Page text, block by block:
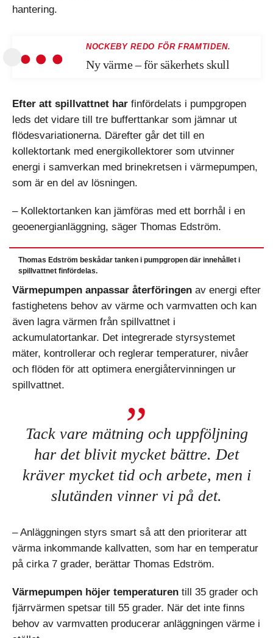
hantering.
NOCKEBY REDO FÖR FRAMTIDEN.
Ny värme – för säkerhets skull
Efter att spillvattnet har finfördelats i pumpgropen
leds det vidare till tre bufferttankar som jämnar ut
flödesvariationerna. Därefter går det till en
kollektortank med energikollektorer som utvinner
energi i samverkan med brinekretsen i värmepumpen,
som är en del av lösningen.
– Kollektortanken kan jämföras med ett borrhål i en
geoenergianläggning, säger Thomas Edström.
Thomas Edström beskådar tanken i pumpgropen där innehållet i
spillvattnet finfördelas.
Värmepumpen anpassar återföringen av energi efter
fastighetens behov av värme och varmvatten och kan
även lagra värmen från spillvattnet i
ackumulatortankar. Det integrerade styrsystemet
mäter, kontrollerar och reglerar temperaturer, nivåer
och flöden för att optimera energiåtervinningen ur
spillvattnet.
Tack vare mätning och uppföljning
har det blivit mycket bättre. Det
kräver mycket tid och arbete, men i
slutänden vinner vi på det.
– Anläggningen styrs smart så att den prioriterar att
värma inkommande kallvatten, som har en temperatur
på cirka 7 grader, berättar Thomas Edström.
Värmepumpen höjer temperaturen till 35 grader och
fjärrvärmen spetsar till 55 grader. När det inte finns
behov av varmvatten producerar anläggningen värme i